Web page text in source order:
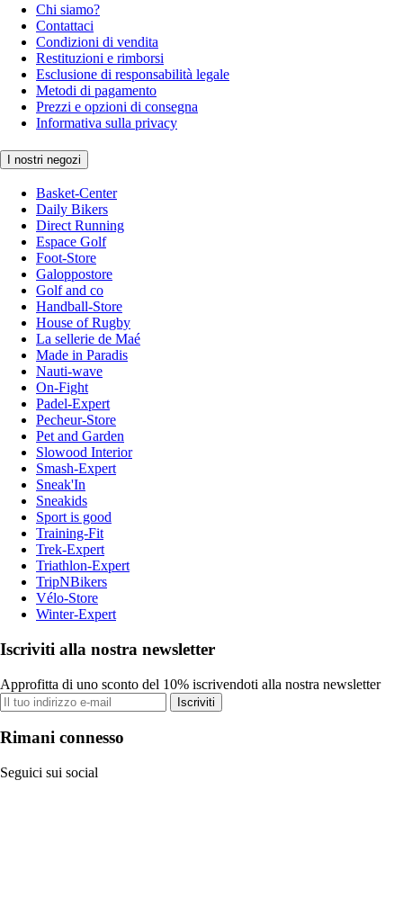
Chi siamo?
Contattaci
Condizioni di vendita
Restituzioni e rimborsi
Esclusione di responsabilità legale
Metodi di pagamento
Prezzi e opzioni di consegna
Informativa sulla privacy
I nostri negozi
Basket-Center
Daily Bikers
Direct Running
Espace Golf
Foot-Store
Galoppostore
Golf and co
Handball-Store
House of Rugby
La sellerie de Maé
Made in Paradis
Nauti-wave
On-Fight
Padel-Expert
Pecheur-Store
Pet and Garden
Slowood Interior
Smash-Expert
Sneak'In
Sneakids
Sport is good
Training-Fit
Trek-Expert
Triathlon-Expert
TripNBikers
Vélo-Store
Winter-Expert
Iscriviti alla nostra newsletter
Approfitta di uno sconto del 10% iscrivendoti alla nostra newsletter
Iscriviti
Rimani connesso
Seguici sui social